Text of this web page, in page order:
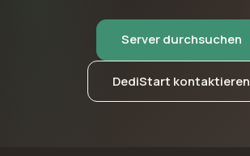
Server durchsuchen
DediStart kontaktieren